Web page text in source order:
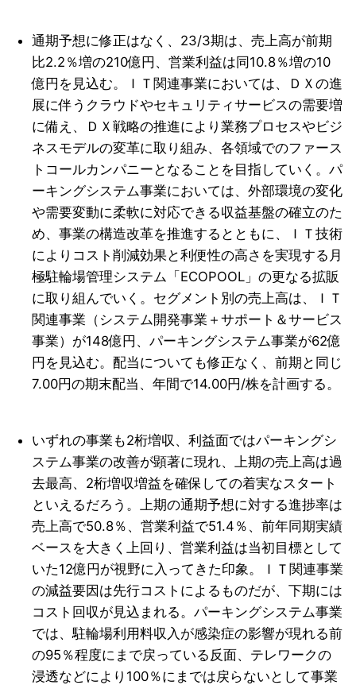
通期予想に修正はなく、23/3期は、売上高が前期
比2.2％増の210億円、営業利益は同10.8％増の10
億円を見込む。ＩＴ関連事業においては、ＤＸの進
展に伴うクラウドやセキュリティサービスの需要増
に備え、ＤＸ戦略の推進により業務プロセスやビジ
ネスモデルの変革に取り組み、各領域でのファース
トコールカンパニーとなることを目指していく。パ
ーキングシステム事業においては、外部環境の変化
や需要変動に柔軟に対応できる収益基盤の確立のた
め、事業の構造改革を推進するとともに、ＩＴ技術
によりコスト削減効果と利便性の高さを実現する月
極駐輪場管理システム「ECOPOOL」の更なる拡販
に取り組んでいく。セグメント別の売上高は、ＩＴ
関連事業（システム開発事業＋サポート＆サービス
事業）が148億円、パーキングシステム事業が62億
円を見込む。配当についても修正なく、前期と同じ
7.00円の期末配当、年間で14.00円/株を計画する。
いずれの事業も2桁増収、利益面ではパーキングシ
ステム事業の改善が顕著に現れ、上期の売上高は過
去最高、2桁増収増益を確保しての着実なスタート
といえるだろう。上期の通期予想に対する進捗率は
売上高で50.8％、営業利益で51.4％、前年同期実績
ベースを大きく上回り、営業利益は当初目標として
いた12億円が視野に入ってきた印象。ＩＴ関連事業
の減益要因は先行コストによるものだが、下期には
コスト回収が見込まれる。パーキングシステム事業
では、駐輪場利用料収入が感染症の影響が現れる前
の95％程度にまで戻っている反面、テレワークの
浸透などにより100％にまでは戻らないとして事業